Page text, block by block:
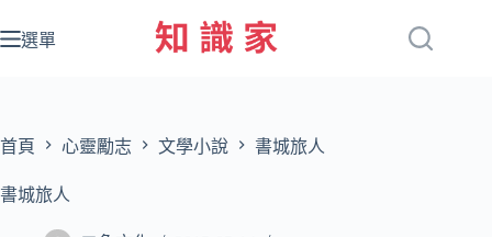
至
容
選單
首頁 心靈勵志 文學小說 書城旅人
書城旅人